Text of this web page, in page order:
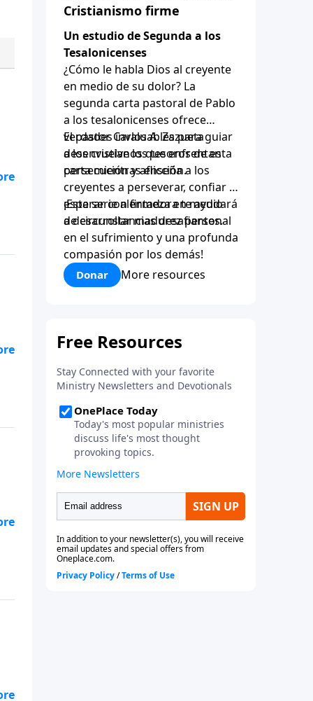
Cristianismo firme
Un estudio de Segunda a los
Tesalonicenses
¿Cómo le habla Dios al creyente
en medio de su dolor? La
segunda carta pastoral de Pablo
a los tesalonicenses ofrece
verdades invaluables para guiar
a los cristianos que enfrentan
persecución y aflicción.
El pastor Carlos A. Zazueta
desenvuelve los tesoros de esta
carta mientras enseña a los
creyentes a perseverar, confiar y
esperar con firmeza en medio
de circunstancias desafiantes.
¡Esta serie alentadora te ayudará
a desarrollar madurez personal
en el sufrimiento y una profunda
compasión por los demás!
Donar More resources